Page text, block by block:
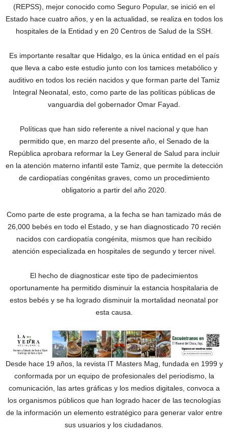
(REPSS), mejor conocido como Seguro Popular, se inició en el
Estado hace cuatro años, y en la actualidad, se realiza en todos los
hospitales de la Entidad y en 20 Centros de Salud de la SSH.
Es importante resaltar que Hidalgo, es la única entidad en el país
que lleva a cabo este estudio junto con los tamices metabólico y
auditivo en todos los recién nacidos y que forman parte del Tamiz
Integral Neonatal, esto, como parte de las políticas públicas de
vanguardia del gobernador Omar Fayad.
Políticas que han sido referente a nivel nacional y que han
permitido que, en marzo del presente año, el Senado de la
República aprobara reformar la Ley General de Salud para incluir
en la atención materno infantil este Tamiz, que permite la detección
de cardiopatías congénitas graves, como un procedimiento
obligatorio a partir del año 2020.
Como parte de este programa, a la fecha se han tamizado más de
26,000 bebés en todo el Estado, y se han diagnosticado 70 recién
nacidos con cardiopatía congénita, mismos que han recibido
atención especializada en hospitales de segundo y tercer nivel.
El hecho de diagnosticar este tipo de padecimientos
oportunamente ha permitido disminuir la estancia hospitalaria de
estos bebés y se ha logrado disminuir la mortalidad neonatal por
esta causa.
Desde hace 19 años, la revista IT Masters Mag, fundada en 1999 y
conformada por un equipo de profesionales del periodismo, la
comunicación, las artes gráficas y los medios digitales, convoca a
los organismos públicos que han logrado hacer de las tecnologías
de la información un elemento estratégico para generar valor entre
sus usuarios y los ciudadanos.